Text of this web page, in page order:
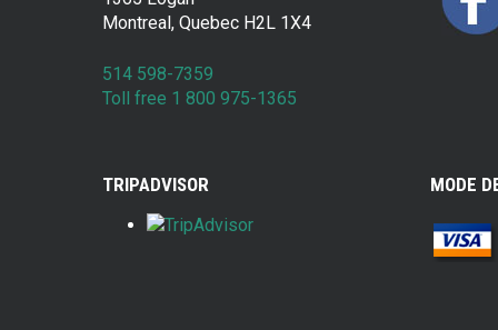
Montreal, Quebec H2L 1X4
514 598-7359
Toll free 1 800 975-1365
TRIPADVISOR MODE